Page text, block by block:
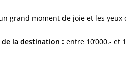
grand moment de joie et les
la destination : entre 10’000.- et